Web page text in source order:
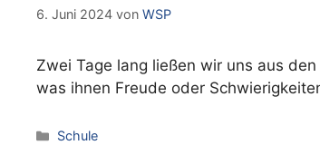
6. Juni 2024 von WSP
Zwei Tage lang ließen wir uns aus
was ihnen Freude oder
Kategorien
Schule